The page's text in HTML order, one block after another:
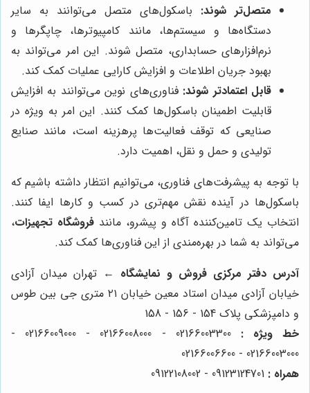
متصل‌تر شوند: باسکول‌های متصل می‌توانند به سایر
دستگاه‌ها و سیستم‌ها، مانند کامپیوترها، چاپگرها و
نرم‌افزارهای حسابداری، متصل شوند. این امر می‌تواند به
بهبود جریان اطلاعات و افزایش کارایی عملیات کمک کند.
قابل اعتمادتر شوند: فناوری‌های نوین می‌توانند به افزایش
قابلیت اطمینان باسکول‌ها کمک کنند. این امر به ویژه در
صنایعی که توقف فعالیت‌ها پرهزینه است، مانند صنایع
تولیدی و حمل و نقل، اهمیت دارد.
با توجه به پیشرفت‌های فناوری، می‌توانیم انتظار داشته باشیم که
باسکول‌ها در آینده نقش مهم‌تری در کسب و کارها ایفا کنند.
انتخاب یک تامین‌کننده آگاه و پیشرو، مانند فروشگاه تجهیزات،
می‌تواند به شما در بهره‌مندی از این فناوری‌ها کمک کند.
آدرس دفتر مرکزی فروش و نمایشگاه ← تهران میدان آزادی
خیابان آزادی میدان استاد معین خیابان ۲۱ متری جی بین طوس
و دامپزشکی پلاک 154 - 156 - 158
خط ویژه :
02166003300 - 02166008000 - 02166009000 -
02166003000 - 02166006600
همراه :